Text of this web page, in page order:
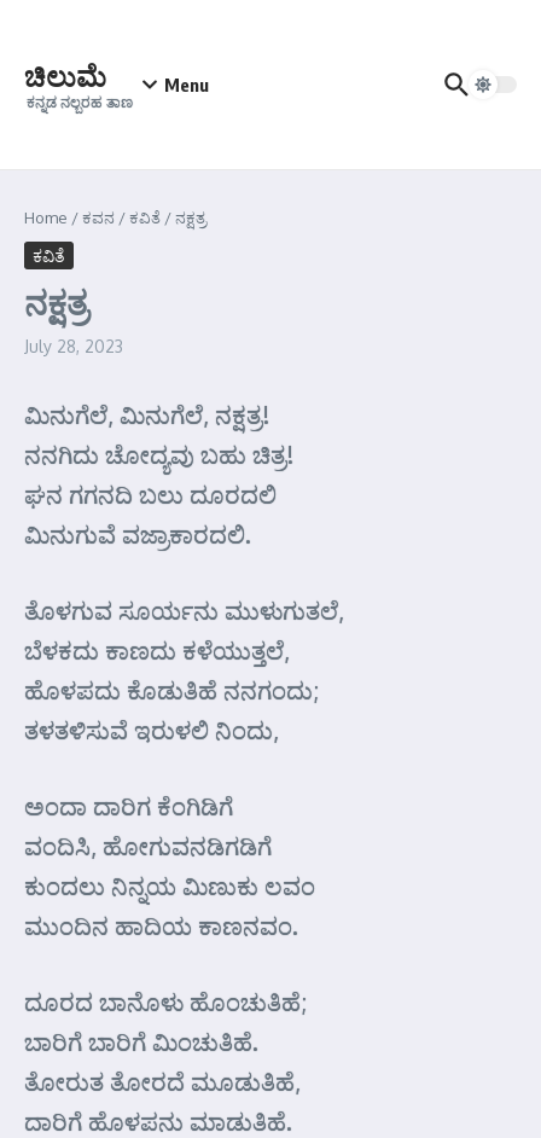
ಚಿಲುಮೆ
ಕನ್ನಡ ನಲ್ಬರಹ ತಾಣ
Menu
Home /ಕವನ /ಕವಿತೆ /ನಕ್ಷತ್ರ
ಕವಿತೆ
ನಕ್ಷತ್ರ
July 28, 2023
ಮಿನುಗೆಲೆ, ಮಿನುಗೆಲೆ, ನಕ್ಷತ್ರ!
ನನಗಿದು ಚೋದ್ಯವು ಬಹು ಚಿತ್ರ!
ಘನ ಗಗನದಿ ಬಲು ದೂರದಲಿ
ಮಿನುಗುವೆ ವಜ್ರಾಕಾರದಲಿ.
ತೊಳಗುವ ಸೂರ್ಯನು ಮುಳುಗುತಲೆ,
ಬೆಳಕದು ಕಾಣದು ಕಳೆಯುತ್ತಲೆ,
ಹೊಳಪದು ಕೊಡುತಿಹೆ ನನಗಂದು;
ತಳತಳಿಸುವೆ ಇರುಳಲಿ ನಿಂದು,
ಅಂದಾ ದಾರಿಗ ಕೆಂಗಿಡಿಗೆ
ವಂದಿಸಿ, ಹೋಗುವನಡಿಗಡಿಗೆ
ಕುಂದಲು ನಿನ್ನಯ ಮಿಣುಕು ಲವಂ
ಮುಂದಿನ ಹಾದಿಯ ಕಾಣನವಂ.
ದೂರದ ಬಾನೊಳು ಹೊಂಚುತಿಹೆ;
ಬಾರಿಗೆ ಬಾರಿಗೆ ಮಿಂಚುತಿಹೆ.
ತೋರುತ ತೋರದೆ ಮೂಡುತಿಹೆ,
ದಾರಿಗೆ ಹೊಳಪನು ಮಾಡುತಿಹೆ.